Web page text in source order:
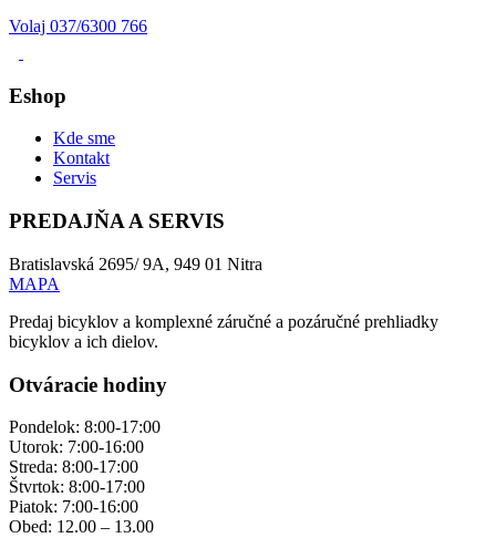
Volaj 037/6300 766
Eshop
Kde sme
Kontakt
Servis
PREDAJŇA A SERVIS
Bratislavská 2695/ 9A, 949 01 Nitra
MAPA
Predaj bicyklov a komplexné záručné a pozáručné prehliadky
bicyklov a ich dielov.
Otváracie hodiny
Pondelok: 8:00-17:00
Utorok: 7:00-16:00
Streda: 8:00-17:00
Štvrtok: 8:00-17:00
Piatok: 7:00-16:00
Obed: 12.00 – 13.00